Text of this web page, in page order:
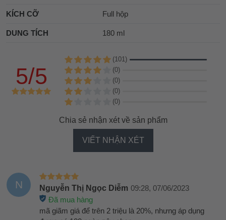
KÍCH CỠ Full hộp
DUNG TÍCH 180 ml
5/5
(101)
(0)
(0)
(0)
(0)
Chia sẻ nhận xét về sản phẩm
VIẾT NHẬN XÉT
N Nguyễn Thị Ngọc Diễm 09:28, 07/06/2023
Đã mua hàng
mã giãm giá để trên 2 triệu là 20%, nhưng áp dụng